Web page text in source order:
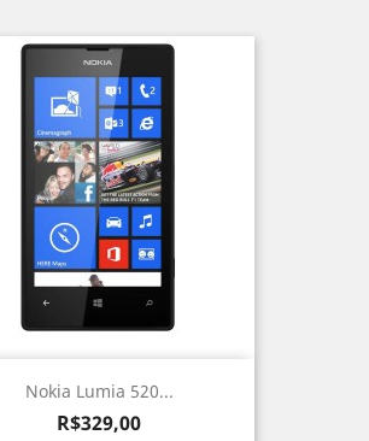
Nokia Lumia 520...
Preço
R$329,00